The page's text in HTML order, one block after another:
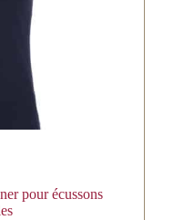
pour écussons